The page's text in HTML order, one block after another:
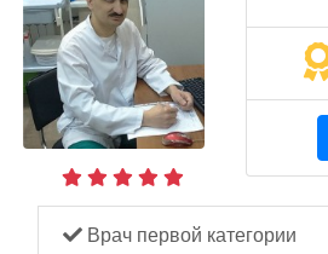
Врач первой категории